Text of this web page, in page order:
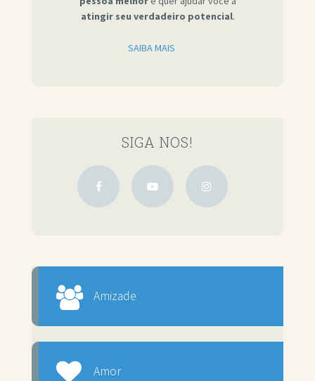
atingir seu verdadeiro potencial.
SAIBA MAIS
SIGA NOS!
Amizade
Amor